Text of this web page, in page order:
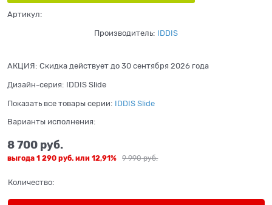
Артикул:
Производитель: IDDIS
АКЦИЯ: Скидка действует до 30 сентября 2026 года
Дизайн-серия: IDDIS Slide
Показать все товары серии: IDDIS Slide
Варианты исполнения:
9 990 руб.
8 700 руб.
выгода 1 290 руб. или 12,91%
Количество: